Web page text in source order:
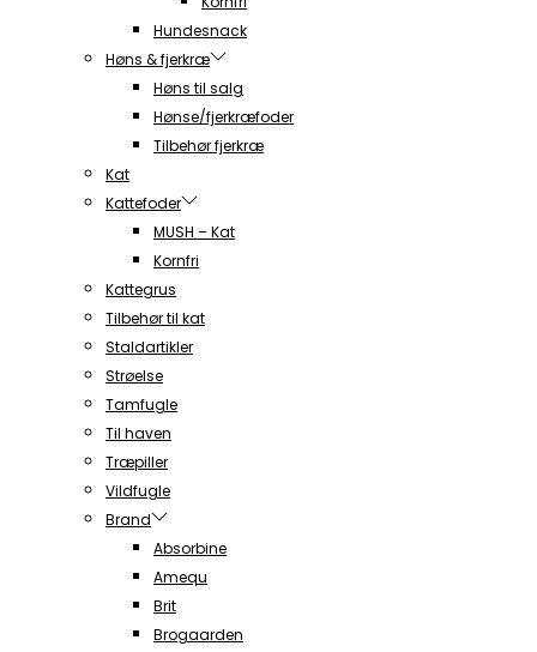
Hundesnack
Høns & fjerkræ
Høns til salg
Hønse/fjerkræfoder
Tilbehør fjerkræ
Kat
Kattefoder
MUSH – Kat
Kornfri
Kattegrus
Tilbehør til kat
Staldartikler
Strøelse
Tamfugle
Til haven
Træpiller
Vildfugle
Brand
Absorbine
Amequ
Brit
Brogaarden